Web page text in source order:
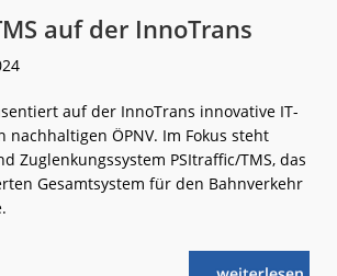
auf der InnoTrans
auf der InnoTrans innovative IT-
nachhaltigen ÖPNV. Im Fokus steht
Zuglenkungssystem PSItraffic/TMS, das
Gesamtsystem für den Bahnverkehr